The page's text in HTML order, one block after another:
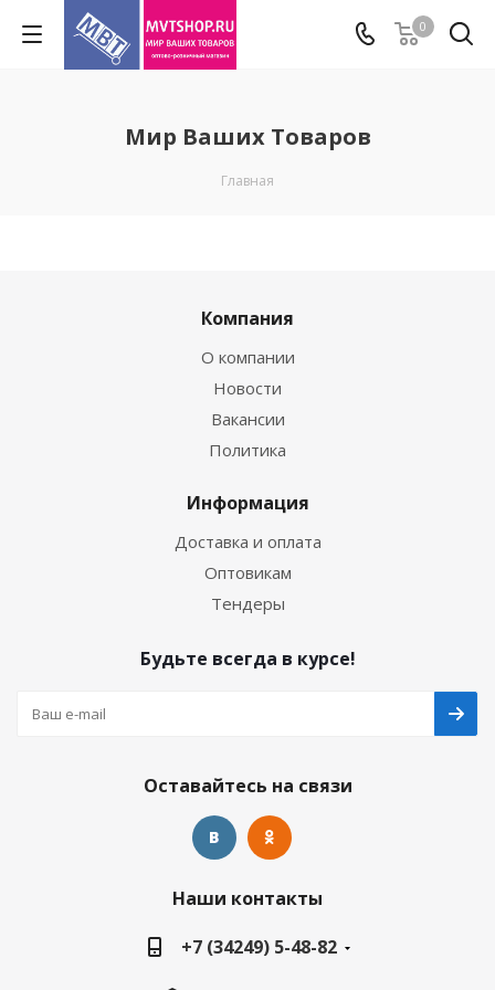
0
Мир Ваших Товаров
Главная
Компания
О компании
Новости
Вакансии
Политика
Информация
Доставка и оплата
Оптовикам
Тендеры
Будьте всегда в курсе!
Оставайтесь на связи
Наши контакты
+7 (34249) 5-48-82